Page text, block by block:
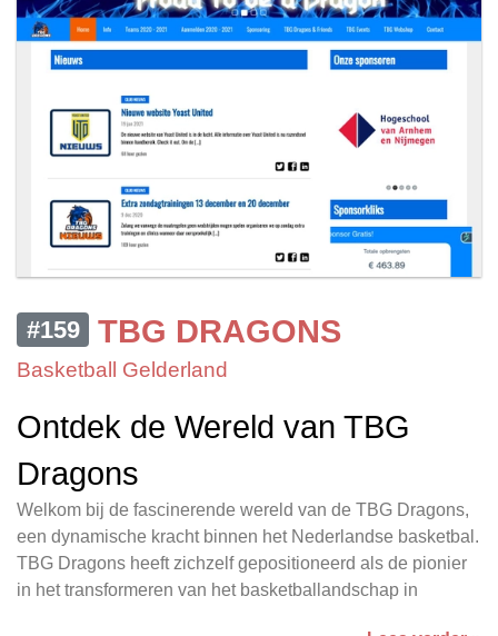
#159 TBG DRAGONS
Basketball Gelderland
Ontdek de Wereld van TBG
Dragons
Welkom bij de fascinerende wereld van de TBG Dragons,
een dynamische kracht binnen het Nederlandse basketbal.
TBG Dragons heeft zichzelf gepositioneerd als de pionier
in het transformeren van het basketballandschap in